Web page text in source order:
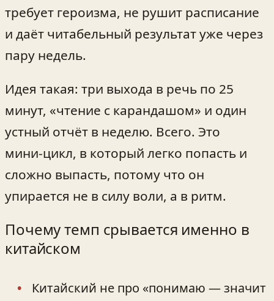
требует героизма, не рушит расписание
и даёт читабельный результат уже через
пару недель.
Идея такая: три выходa в речь по 25
минут, «чтение с карандашом» и один
устный отчёт в неделю. Всего. Это
мини‑цикл, в который легко попасть и
сложно выпасть, потому что он
упирается не в силу воли, а в ритм.
Почему темп срывается именно в
китайском
Китайский не про «понимаю — значит